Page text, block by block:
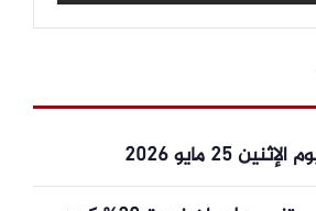
25 مايو 2026